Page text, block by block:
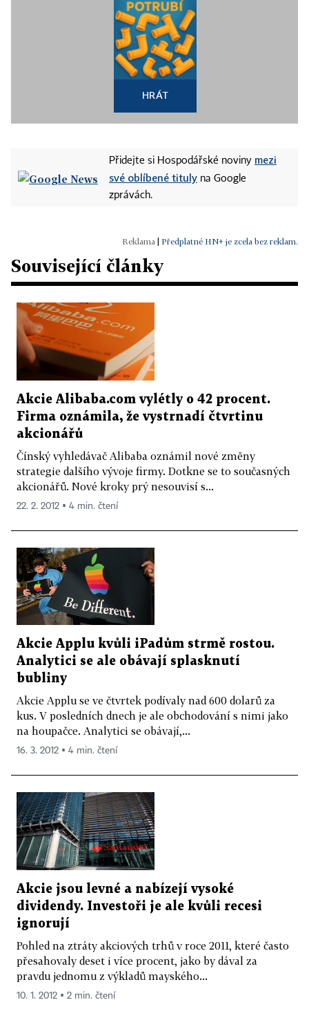
HRÁT
Přidejte si Hospodářské noviny mezi
své oblíbené tituly na Google
zprávách.
Předplatné HN+ je zcela bez reklam.
Související články
Akcie Alibaba.com vylétly o 42 procent.
Firma oznámila, že vystrnadí čtvrtinu
akcionářů
Čínský vyhledávač Alibaba oznámil nové změny
strategie dalšího vývoje firmy. Dotkne se to současných
akcionářů. Nové kroky prý nesouvisí s...
22. 2. 2012 ▪ 4 min. čtení
Akcie Applu kvůli iPadům strmě rostou.
Analytici se ale obávají splasknutí
bubliny
Akcie Applu se ve čtvrtek podívaly nad 600 dolarů za
kus. V posledních dnech je ale obchodování s nimi jako
na houpačce. Analytici se obávají,...
16. 3. 2012 ▪ 4 min. čtení
Akcie jsou levné a nabízejí vysoké
dividendy. Investoři je ale kvůli recesi
ignorují
Pohled na ztráty akciových trhů v roce 2011, které často
přesahovaly deset i více procent, jako by dával za
pravdu jednomu z výkladů mayského...
10. 1. 2012 ▪ 2 min. čtení